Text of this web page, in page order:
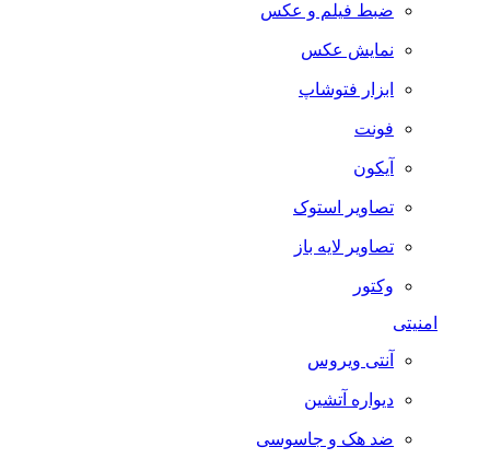
ضبط فيلم و عكس
نمایش عکس
ابزار فتوشاپ
فونت
آیکون
تصاویر استوک
تصاویر لایه باز
وکتور
امنیتی
آنتی ویروس
دیواره آتشین
ضد هک و جاسوسی